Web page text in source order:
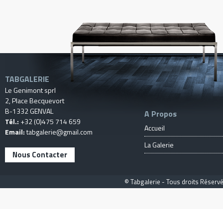
TABGALERIE
Le Genimont sprl
2, Place Becquevort
B-1332 GENVAL
Tél.: +32 (0)475 714 659
Email:tabgalerie@gmail.com
Nous Contacter
A Propos
Accueil
La Galerie
© Tabgalerie - Tous droits